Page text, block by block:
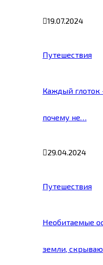
19.07.2024
Путешествия
Каждый глоток
почему не…
29.04.2024
Путешествия
Необитаемые
земли,